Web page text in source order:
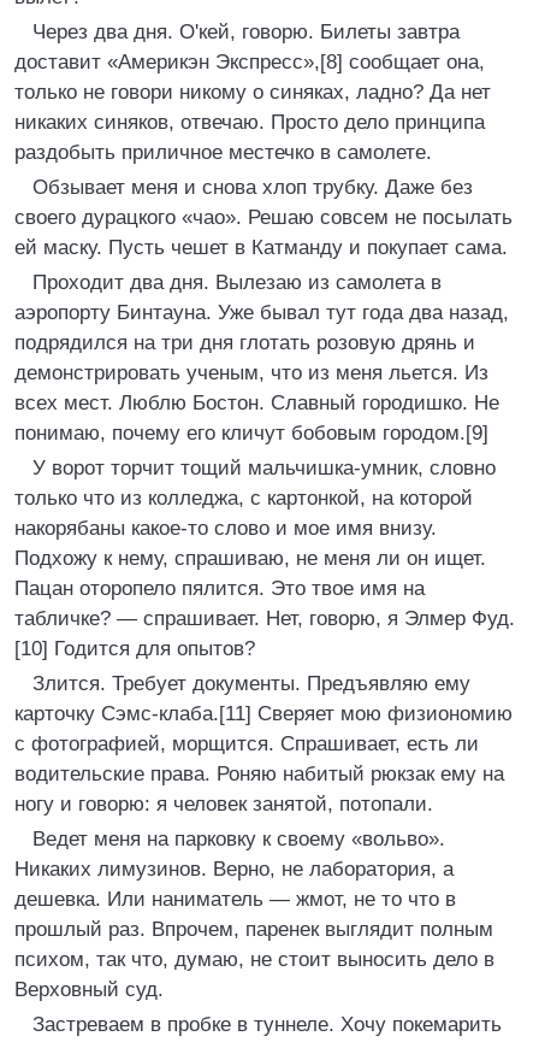
Через два дня. О'кей, говорю. Билеты завтра
доставит «Америкэн Экспресс»,[8] сообщает она,
только не говори никому о синяках, ладно? Да нет
никаких синяков, отвечаю. Просто дело принципа
раздобыть приличное местечко в самолете.
Обзывает меня и снова хлоп трубку. Даже без
своего дурацкого «чао». Решаю совсем не посылать
ей маску. Пусть чешет в Катманду и покупает сама.
Проходит два дня. Вылезаю из самолета в
аэропорту Бинтауна. Уже бывал тут года два назад,
подрядился на три дня глотать розовую дрянь и
демонстрировать ученым, что из меня льется. Из
всех мест. Люблю Бостон. Славный городишко. Не
понимаю, почему его кличут бобовым городом.[9]
У ворот торчит тощий мальчишка-умник, словно
только что из колледжа, с картонкой, на которой
накорябаны какое-то слово и мое имя внизу.
Подхожу к нему, спрашиваю, не меня ли он ищет.
Пацан оторопело пялится. Это твое имя на
табличке? — спрашивает. Нет, говорю, я Элмер Фуд.
[10] Годится для опытов?
Злится. Требует документы. Предъявляю ему
карточку Сэмс-клаба.[11] Сверяет мою физиономию
с фотографией, морщится. Спрашивает, есть ли
водительские права. Роняю набитый рюкзак ему на
ногу и говорю: я человек занятой, потопали.
Ведет меня на парковку к своему «вольво».
Никаких лимузинов. Верно, не лаборатория, а
дешевка. Или наниматель — жмот, не то что в
прошлый раз. Впрочем, паренек выглядит полным
психом, так что, думаю, не стоит выносить дело в
Верховный суд.
Застреваем в пробке в туннеле. Хочу покемарить